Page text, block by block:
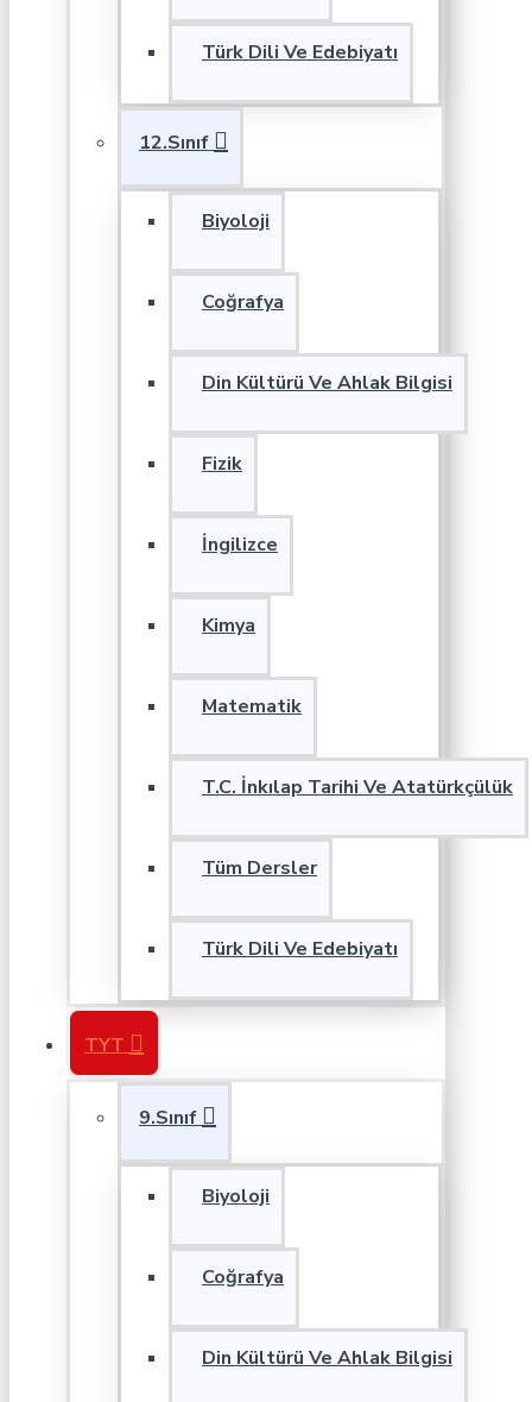
Türk Dili Ve Edebiyatı
12.Sınıf
Biyoloji
Coğrafya
Din Kültürü Ve Ahlak Bilgisi
Fizik
İngilizce
Kimya
Matematik
T.C. İnkılap Tarihi Ve Atatürkçülük
Tüm Dersler
Türk Dili Ve Edebiyatı
TYT
9.Sınıf
Biyoloji
Coğrafya
Din Kültürü Ve Ahlak Bilgisi